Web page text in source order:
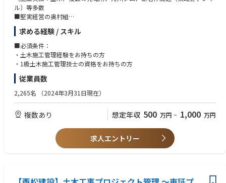
・施工管理従事者全員にiPadを配布し、自社内で現場専用アプリを開発・
展開することで、現場の声を迅速かつ適切に反映させることができ、現場
が必要とする情報をアプリに一元化することに成功しました。
ル）等多数
■堅実経営の奥村組
高い技術力と良好な財務体質が特徴です。
自己資本比率が50％もあり、キャッシュも潤沢。与信などに関する心配も
なく、業務に専念いただくことができます。
また、長年業界で培った信用があるため、忙しくなった際も協力会社や人
を集めることや部分最適な外注ができ、社員の過度な負担が減る
※勤務地について
初任地はご希望を考慮して決定されます。
また入社後は『地域総合職』『全国型総合職』での採用があります。
全国型総合職：全国・海外への転勤可能性あり。
求める経験 / スキル
■必須条件：
・土木施工管理経験をお持ちの方
・1級土木施工管理技士の資格をお持ちの方
従業員数
2,265名 （2024年3月31日現在）
複数あり 想定年収 500 万円 ~ 1,000 万円
求人エントリー